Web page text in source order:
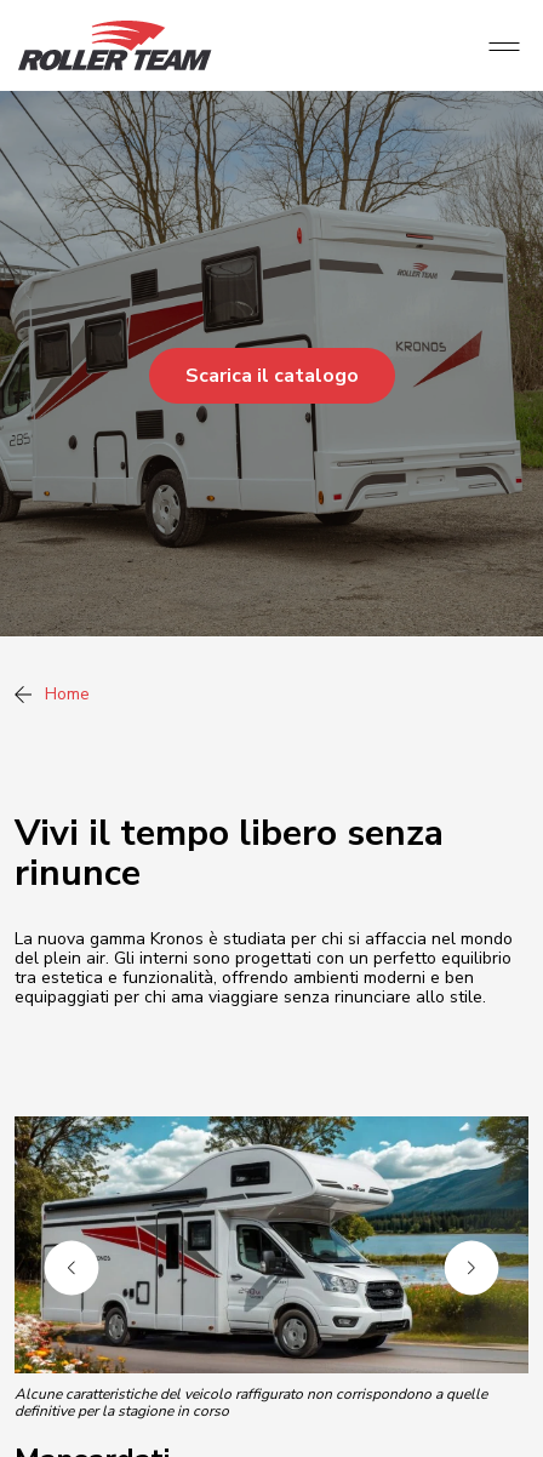
Scarica il catalogo
Home
Vivi il tempo libero senza
rinunce
La nuova gamma Kronos è studiata per chi si affaccia nel mondo
del plein air. Gli interni sono progettati con un perfetto equilibrio
tra estetica e funzionalità, offrendo ambienti moderni e ben
equipaggiati per chi ama viaggiare senza rinunciare allo stile.
Alcune caratteristiche del veicolo raffigurato non corrispondono a quelle
definitive per la stagione in corso